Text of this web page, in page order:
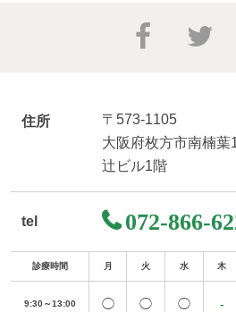
住所
〒573-1105
大阪府枚方市南楠葉
辻ビル1階
tel 072-866-
診療時間 月 火 水 木
9:30～13:00 ◯ ◯ ◯ -